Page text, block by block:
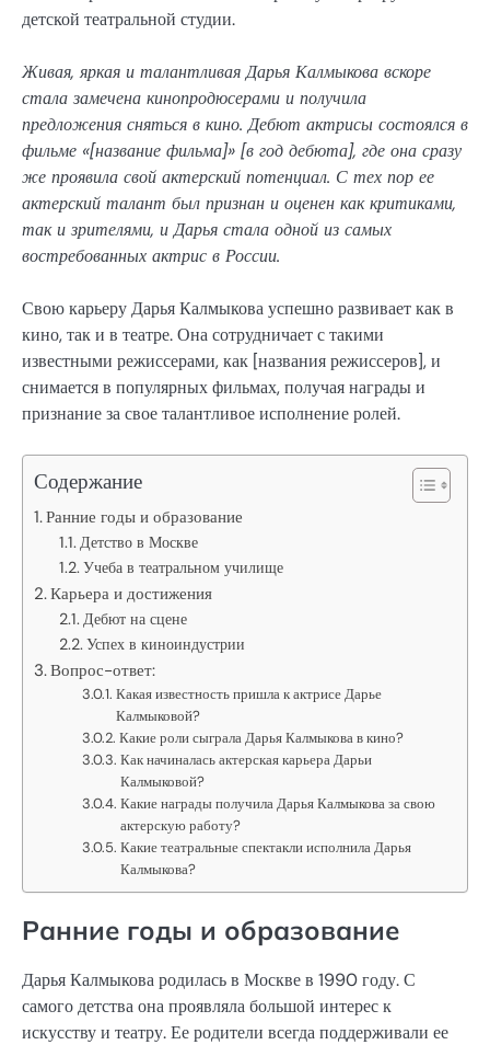
детской театральной студии.
Живая, яркая и талантливая Дарья Калмыкова вскоре
стала замечена кинопродюсерами и получила
предложения сняться в кино. Дебют актрисы состоялся в
фильме «[название фильма]» [в год дебюта], где она сразу
же проявила свой актерский потенциал. С тех пор ее
актерский талант был признан и оценен как критиками,
так и зрителями, и Дарья стала одной из самых
востребованных актрис в России.
Свою карьеру Дарья Калмыкова успешно развивает как в
кино, так и в театре. Она сотрудничает с такими
известными режиссерами, как [названия режиссеров], и
снимается в популярных фильмах, получая награды и
признание за свое талантливое исполнение ролей.
Содержание
Ранние годы и образование
Детство в Москве
Учеба в театральном училище
Карьера и достижения
Дебют на сцене
Успех в киноиндустрии
Вопрос-ответ:
Какая известность пришла к актрисе Дарье
Калмыковой?
Какие роли сыграла Дарья Калмыкова в кино?
Как начиналась актерская карьера Дарьи
Калмыковой?
Какие награды получила Дарья Калмыкова за свою
актерскую работу?
Какие театральные спектакли исполнила Дарья
Калмыкова?
Ранние годы и образование
Дарья Калмыкова родилась в Москве в 1990 году. С
самого детства она проявляла большой интерес к
искусству и театру. Ее родители всегда поддерживали ее